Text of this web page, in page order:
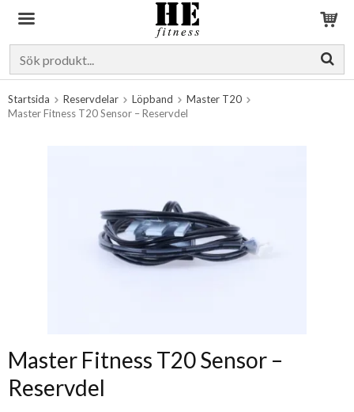
Startsida Reservdelar Löpband
Master T20
Master Fitness T20 Sensor – Reservdel
Master Fitness T20 Sensor –
Reservdel